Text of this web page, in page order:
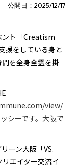
公開日：2025/12/17
ント「Creatism
援をしている身と
を全身全霊を掛
view/
シーです。大阪で
ーン大阪「VS.
エイター交流イ